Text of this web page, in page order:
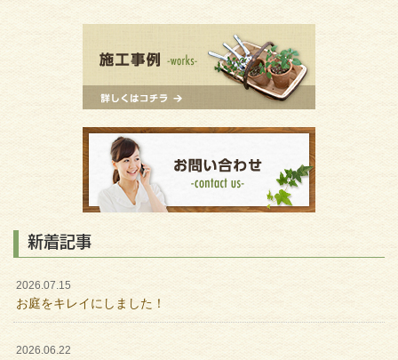
新着記事
2026.07.15
お庭をキレイにしました！
2026.06.22